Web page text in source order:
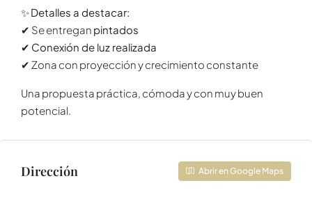
✨Detalles a destacar:
✔ Se entregan pintados
✔ Conexión de luz realizada
✔ Zona con proyección y crecimiento constante
Una propuesta práctica, cómoda y con muy buen
potencial.
Dirección Abrir en Google Maps